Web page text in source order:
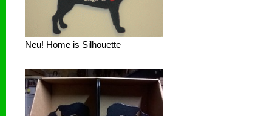
Neu! Home is Silhouette